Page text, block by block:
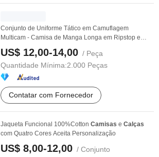
Conjunto de Uniforme Tático em Camuflagem
Multicam - Camisa de Manga Longa em Ripstop e
Calças
US$ 12,00-14,00 / Peça
Quantidade Mínima:2.000 Peças
Contatar com Fornecedor
Jaqueta Funcional 100%Cotton Camisas e Calças
com Quatro Cores Aceita Personalização
US$ 8,00-12,00 / Conjunto